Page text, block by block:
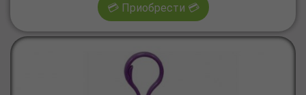
💳 Приобрести 💳